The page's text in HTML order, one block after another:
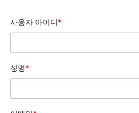
사용자 아이디*
성명*